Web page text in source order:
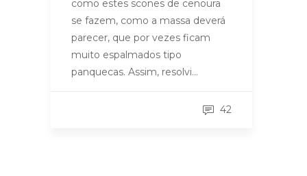
como estes scones de cenoura
se fazem, como a massa deverá
parecer, que por vezes ficam
muito espalmados tipo
panquecas. Assim, resolvi…
42